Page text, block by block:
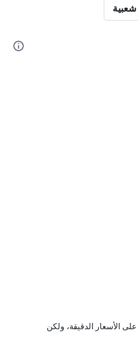
شعبية